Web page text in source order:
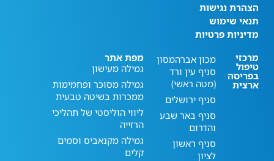
הצהרת נגישות
תנאי שימוש
מדיניות פרטיות
מרכזי
טיפול
בפריסה
ארצית
מכון אברהמסון
סניף עין ורד
(מטה ראשי)
סניף ירושלים
סניף באר שבע
והדרום
סניף ראשון
לציון
מפת אתר
גמילה מעישון
גמילה מסוכר ופחמימות
ממכרות בשיטה טבעית
ליווי הוליסטי של תהליכי
הרזייה
גמילה מקנאביס וסמים
קלים